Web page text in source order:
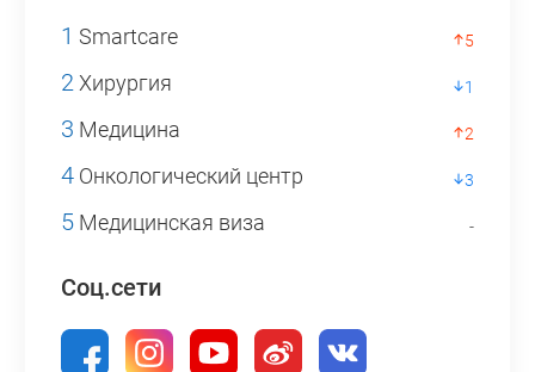
1 Smartcare 5
2Хирургия 1
3 Медицина 2
4 Онкологический центр 3
5 Медицинская виза -
Соц.сети